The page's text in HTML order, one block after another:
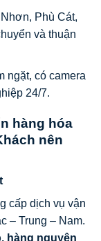
Phù Cát,
và thuận
ngặt, có camera
24/7.
hàng hóa
nên
cấp dịch vụ vận
– Trung – Nam.
hàng nguyên